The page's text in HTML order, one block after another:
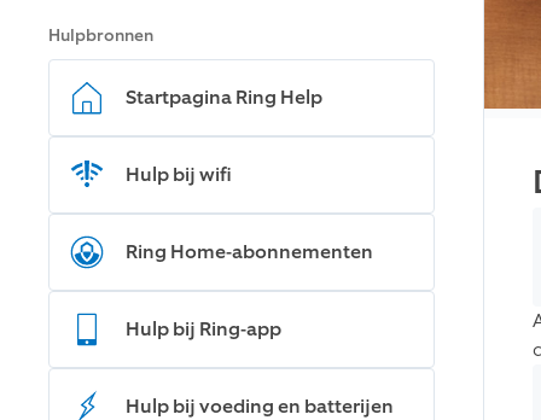
Hulpbronnen
Startpagina Ring Help
Hulp bij wifi
Ring Home-abonnementen
Hulp bij Ring-app
Hulp bij voeding en batterijen